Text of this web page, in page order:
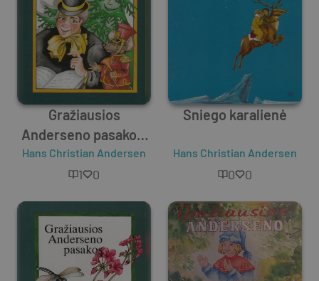
Gražiausios
Anderseno pasakos.
2 dalis
Hans Christian Andersen
1 0
Sniego karalienė
Hans Christian Andersen
0 0